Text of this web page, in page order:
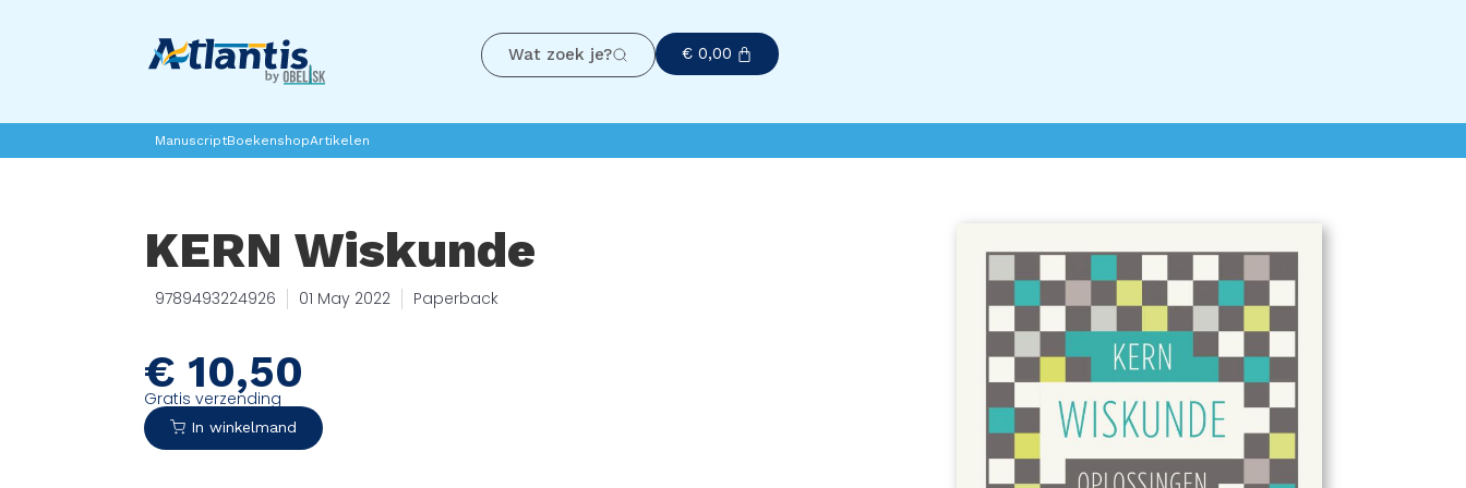
Wat zoek je? €0,00
ManuscriptBoekenshopArtikelen
KERN Wiskunde
9789493224926 01 May 2022 Paperback
€ 10,50
Gratis verzending
In winkelmand